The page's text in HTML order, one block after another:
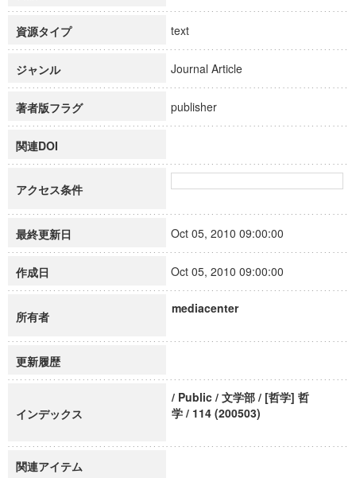
資源タイプ text
ジャンル Journal Article
著者版フラグ publisher
関連DOI
アクセス条件
最終更新日 Oct 05, 2010 09:00:00
作成日 Oct 05, 2010 09:00:00
所有者
mediacenter
更新履歴
インデックス
/ Public / 文学部 / [哲学] 哲
学 / 114 (200503)
関連アイテム